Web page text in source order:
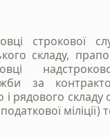
строкової
складу,
за
рядового складу
міліції)